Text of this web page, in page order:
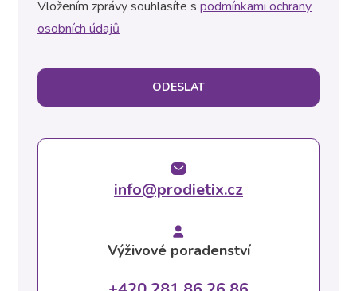
Vložením zprávy souhlasíte s podmínkami ochrany
osobních údajů
ODESLAT
info@prodietix.cz
Výživové poradenství